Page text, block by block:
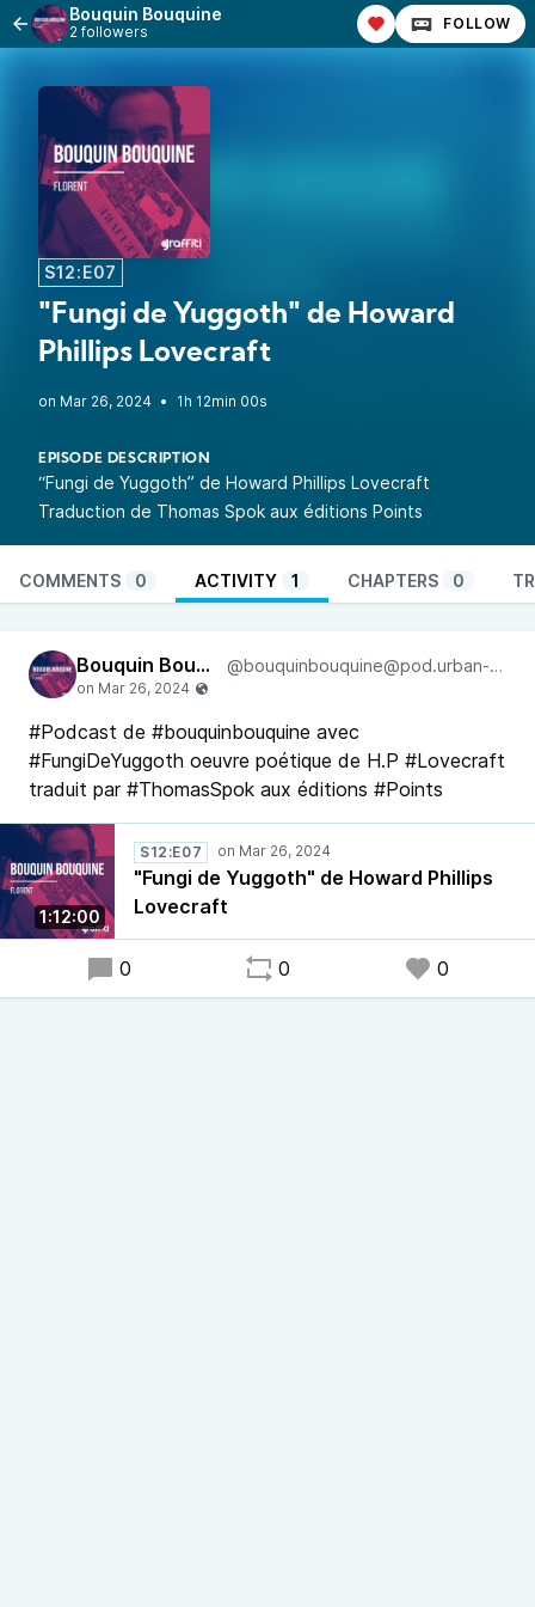
Bouquin Bouquine
2 followers FOLLOW
S12:E07
"Fungi de Yuggoth" de Howard
Phillips Lovecraft
• 1h 12min 00s
EPISODE DESCRIPTION
“Fungi de Yuggoth” de Howard Phillips Lovecraft
Traduction de Thomas Spok aux éditions Points
COMMENTS 0 ACTIVITY 1 CHAPTERS 0
Bouquin Bouquine @bouquinbouquine@pod.urban-radio.com
#Podcast de #bouquinbouquine avec
#FungiDeYuggoth oeuvre poétique de H.P #Lovecraft
traduit par #ThomasSpok aux éditions #Points
1:12:00
S12:E07
"Fungi de Yuggoth" de Howard Phillips
Lovecraft
0 0 0